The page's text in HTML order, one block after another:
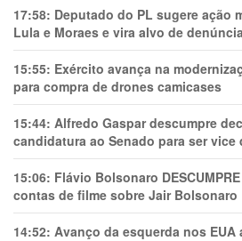
17:58: Deputado do PL sugere ação
Lula e Moraes e vira alvo de
15:55: Exército avança na
para compra de drones camicases
15:44: Alfredo Gaspar descumpre
candidatura ao Senado para ser
15:06: Flávio Bolsonaro
contas de filme sobre Jair Bolsonaro
14:52: Avanço da esquerda nos EUA